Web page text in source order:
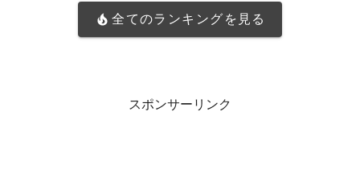
全てのランキングを見る
スポンサーリンク